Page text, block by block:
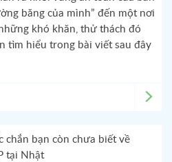
băng của mình” đến một nơi
khó khăn, thử thách đó
tìm hiểu trong bài viết sau đây